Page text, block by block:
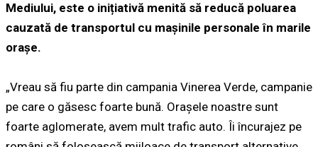
Mediului, este o inițiativă menită să reducă poluarea
cauzată de transportul cu mașinile personale în marile
orașe.
„Vreau să fiu parte din campania Vinerea Verde, campanie
pe care o găsesc foarte bună. Orașele noastre sunt
foarte aglomerate, avem mult trafic auto. Îi încurajez pe